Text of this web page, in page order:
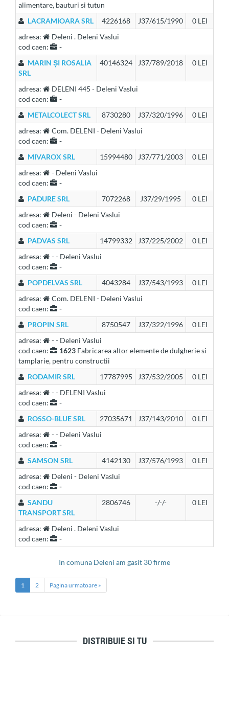
alimentare, bauturi si tutun
LACRAMIOARA SRL
4226168 J37/615/1990
0 LEI
adresa:
Deleni . Deleni Vaslui
cod caen:
-
MARIN ȘI ROSALIA
SRL
40146324 J37/789/2018 0 LEI
adresa:
DELENI 445 - Deleni Vaslui
cod caen:
-
METALCOLECT SRL
8730280 J37/320/1996
0 LEI
adresa:
Com. DELENI - Deleni Vaslui
cod caen:
-
MIVAROX SRL
15994480 J37/771/2003
0 LEI
adresa:
- Deleni Vaslui
cod caen:
-
PADURE SRL
7072268 J37/29/1995
0 LEI
adresa:
Deleni - Deleni Vaslui
cod caen:
-
PADVAS SRL
14799332 J37/225/2002
0 LEI
adresa:
- - Deleni Vaslui
cod caen:
-
POPDELVAS SRL
4043284 J37/543/1993
0 LEI
adresa:
Com. DELENI - Deleni Vaslui
cod caen:
-
PROPIN SRL
8750547 J37/322/1996
0 LEI
adresa:
- - Deleni Vaslui
cod caen:
1623 Fabricarea altor elemente de dulgherie si
tamplarie, pentru constructii
RODAMIR SRL
17787995 J37/532/2005
0 LEI
adresa:
- - DELENI Vaslui
cod caen:
-
ROSSO-BLUE SRL
27035671 J37/143/2010
0 LEI
adresa:
- - Deleni Vaslui
cod caen:
-
SAMSON SRL
4142130 J37/576/1993
0 LEI
adresa:
Deleni - Deleni Vaslui
cod caen:
-
SANDU
TRANSPORT SRL
2806746 -/-/- 0 LEI
adresa:
Deleni . Deleni Vaslui
cod caen:
-
in comuna Deleni am gasit 30 firme
1 2 Pagina urmatoare »
DISTRIBUIE SI TU